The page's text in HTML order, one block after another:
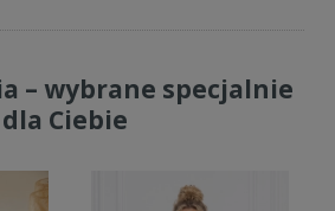
– wybrane specjalnie
dla Ciebie